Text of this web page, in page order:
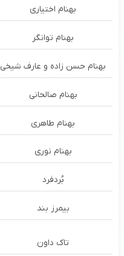
بهنام اختیاری
بهنام توانگر
بهنام حسن زاده و عارف شیخی
بهنام صالحانی
بهنام طاهری
بهنام نوری
بُردفرد
بیمرز بند
تاک داون